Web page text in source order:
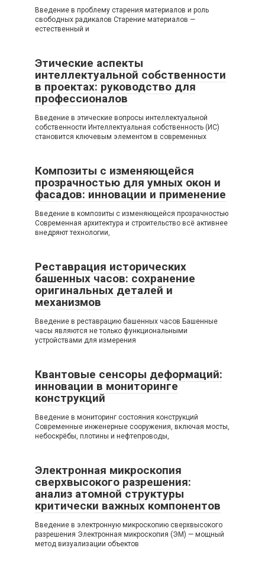
Введение в проблему старения материалов и роль
свободных радикалов Старение материалов —
естественный и
Этические аспекты
интеллектуальной собственности
в проектах: руководство для
профессионалов
Введение в этические вопросы интеллектуальной
собственности Интеллектуальная собственность (ИС)
становится ключевым элементом в современных
Композиты с изменяющейся
прозрачностью для умных окон и
фасадов: инновации и применение
Введение в композиты с изменяющейся прозрачностью
Современная архитектура и строительство всё активнее
внедряют технологии,
Реставрация исторических
башенных часов: сохранение
оригинальных деталей и
механизмов
Введение в реставрацию башенных часов Башенные
часы являются не только функциональными
устройствами для измерения
Квантовые сенсоры деформаций:
инновации в мониторинге
конструкций
Введение в мониторинг состояния конструкций
Современные инженерные сооружения, включая мосты,
небоскрёбы, плотины и нефтепроводы,
Электронная микроскопия
сверхвысокого разрешения:
анализ атомной структуры
критически важных компонентов
Введение в электронную микроскопию сверхвысокого
разрешения Электронная микроскопия (ЭМ) — мощный
метод визуализации объектов